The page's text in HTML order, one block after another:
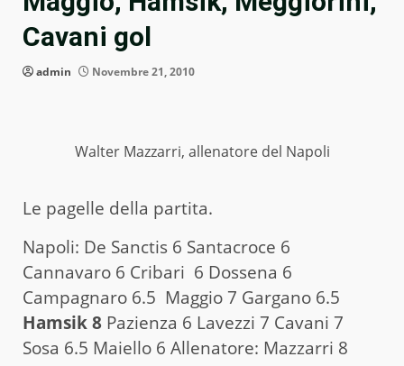
Cavani gol
admin Novembre 21, 2010
Walter Mazzarri, allenatore del Napoli
Le pagelle della partita.
Napoli: De Sanctis 6 Santacroce 6
Cannavaro 6 Cribari 6 Dossena 6
Campagnaro 6.5 Maggio 7 Gargano 6.5
Hamsik 8 Pazienza 6 Lavezzi 7 Cavani 7
Sosa 6.5 Maiello 6 Allenatore: Mazzarri 8